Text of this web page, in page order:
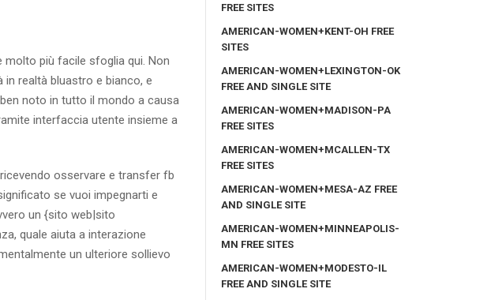
più facile sfoglia qui. Non
realtà bluastro e bianco, e
noto in tutto il mondo a causa
interfaccia utente insieme a
osservare e transfer fb
se vuoi impegnarti e
un {sito web|sito
quale aiuta a interazione
un ulteriore sollievo
FREE SITES
AMERICAN-WOMEN+KENT-OH FREE
SITES
AMERICAN-WOMEN+LEXINGTON-OK
FREE AND SINGLE SITE
AMERICAN-WOMEN+MADISON-PA
FREE SITES
AMERICAN-WOMEN+MCALLEN-TX
FREE SITES
AMERICAN-WOMEN+MESA-AZ FREE
AND SINGLE SITE
AMERICAN-WOMEN+MINNEAPOLIS-
MN FREE SITES
AMERICAN-WOMEN+MODESTO-IL
FREE AND SINGLE SITE